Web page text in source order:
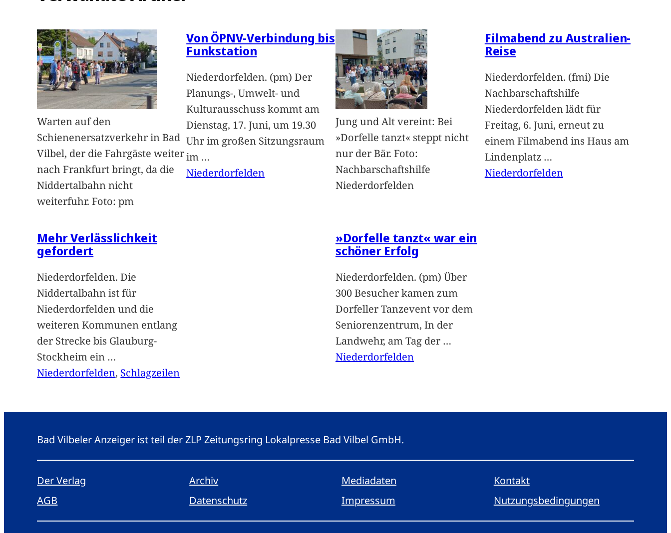
Warten auf den
Schienenersatzverkehr in Bad
Vilbel, der die Fahrgäste weiter
nach Frankfurt bringt, da die
Niddertalbahn nicht
weiterfuhr. Foto: pm
Mehr Verlässlichkeit
gefordert
Niederdorfelden. Die
Niddertalbahn ist für
Niederdorfelden und die
weiteren Kommunen entlang
der Strecke bis Glauburg-
Stockheim ein …
Niederdorfelden, Schlagzeilen
Von ÖPNV-Verbindung bis
Funkstation
Niederdorfelden. (pm) Der
Planungs-, Umwelt- und
Kulturausschuss kommt am
Dienstag, 17. Juni, um 19.30
Uhr im großen Sitzungsraum
im …
Niederdorfelden
Jung und Alt vereint: Bei
»Dorfelle tanzt« steppt nicht
nur der Bär. Foto:
Nachbarschaftshilfe
Niederdorfelden
»Dorfelle tanzt« war ein
schöner Erfolg
Niederdorfelden. (pm) Über
300 Besucher kamen zum
Dorfeller Tanzevent vor dem
Seniorenzentrum, In der
Landwehr, am Tag der …
Niederdorfelden
Filmabend zu Australien-
Reise
Niederdorfelden. (fmi) Die
Nachbarschaftshilfe
Niederdorfelden lädt für
Freitag, 6. Juni, erneut zu
einem Filmabend ins Haus am
Lindenplatz …
Niederdorfelden
Bad Vilbeler Anzeiger ist teil der ZLP Zeitungsring Lokalpresse Bad Vilbel GmbH.
Der Verlag Archiv Mediadaten
Kontakt
AGB
Datenschutz Impressum Nutzungsbedingungen